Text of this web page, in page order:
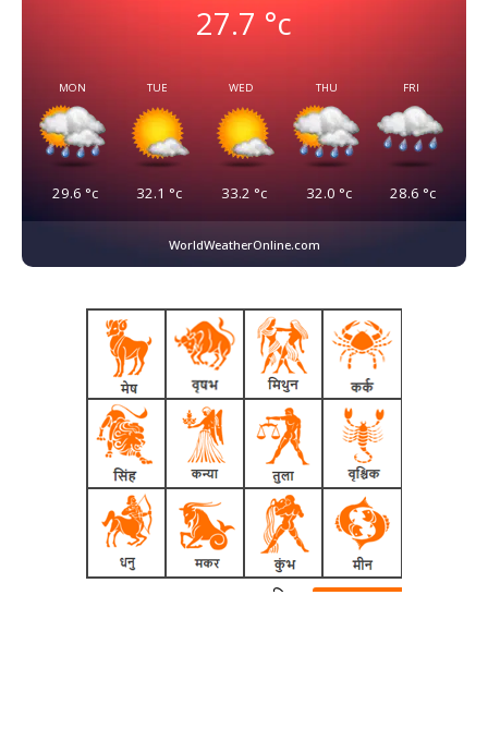
27.7 °c
MON
29.6 °c
TUE
32.1 °c
WED
33.2 °c
THU
32.0 °c
FRI
28.6 °c
WorldWeatherOnline.com